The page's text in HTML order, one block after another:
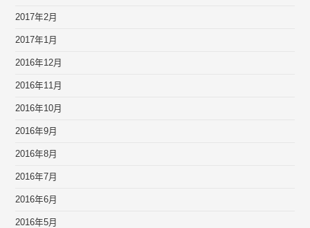
2017年2月
2017年1月
2016年12月
2016年11月
2016年10月
2016年9月
2016年8月
2016年7月
2016年6月
2016年5月